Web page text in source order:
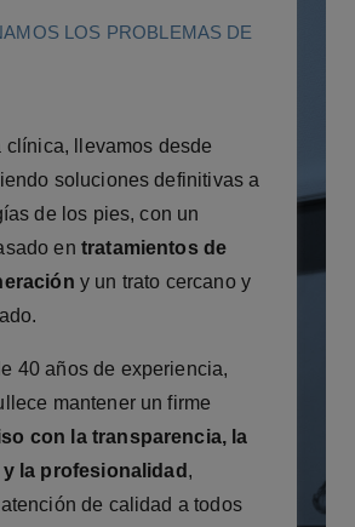
LOS PROBLEMAS DE
clínica, llevamos desde
soluciones definitivas a
de los pies, con un
en tratamientos de
y un trato cercano y
40 años de experiencia,
mantener un firme
con la transparencia, la
la profesionalidad ,
de calidad a todos